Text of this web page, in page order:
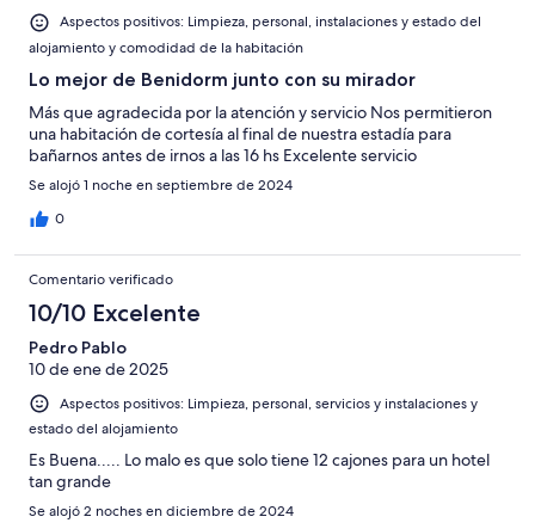
Aspectos positivos: Limpieza, personal, instalaciones y estado del
alojamiento y comodidad de la habitación
Lo mejor de Benidorm junto con su mirador
Más que agradecida por la atención y servicio Nos permitieron
una habitación de cortesía al final de nuestra estadía para
bañarnos antes de irnos a las 16 hs Excelente servicio
Se alojó 1 noche en septiembre de 2024
0
Comentario verificado
10/10 Excelente
Pedro Pablo
10 de ene de 2025
Aspectos positivos: Limpieza, personal, servicios y instalaciones y
estado del alojamiento
Es Buena..... Lo malo es que solo tiene 12 cajones para un hotel
tan grande
Se alojó 2 noches en diciembre de 2024